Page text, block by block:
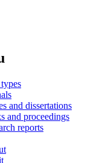
and dissertations
and proceedings
reports